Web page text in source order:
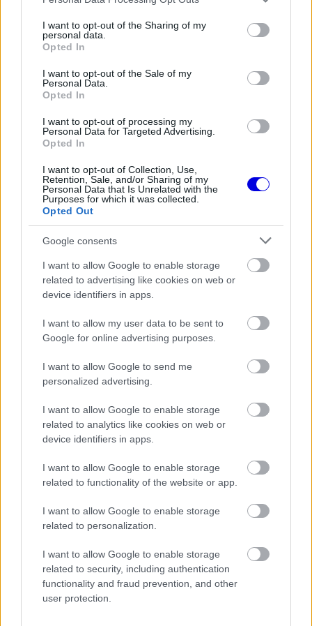
not limited to your visit or usage behaviour. You may click to
grant or deny consent to Google and its third-party tags to
use your data for below specified purposes in below Google
consent section.
I want to opt-out of the Sharing of my
personal data.
Opted In
I want to opt-out of the Sale of my
Personal Data.
Opted In
I want to opt-out of processing my
Personal Data for Targeted Advertising.
Opted In
I want to opt-out of Collection, Use,
Retention, Sale, and/or Sharing of my
Personal Data that Is Unrelated with the
Purposes for which it was collected.
Opted Out
Google consents
I want to allow Google to enable storage
related to advertising like cookies on web or
device identifiers in apps.
I want to allow my user data to be sent to
Google for online advertising purposes.
I want to allow Google to send me
personalized advertising.
I want to allow Google to enable storage
related to analytics like cookies on web or
device identifiers in apps.
I want to allow Google to enable storage
related to functionality of the website or app.
I want to allow Google to enable storage
related to personalization.
I want to allow Google to enable storage
related to security, including authentication
functionality and fraud prevention, and other
user protection.
EZEKET IS AJÁNLJUK
világbajnoki címet kellett volna
nyernie a McLarennel
riválisától a Red Bull
A Hondánál hisznek az áttörésben,
teljesen új motorral érkeznek a
Holland Nagydíjra az Aston
Martinnal
Villeneuve ugyanakkor egyáltalán nem értett egyet
a szakemberrel aSky F1 Showpodcastjében.
„Nem értem, egy csapat hogyan mondhatja azt,
hogy »óh, jó hétvégéje volt«. Talán jobb volt, mint
néhány másik hétvége, de valóban jónak lehet
nevezni? Továbbra is nagyon messze van a
csapattársától. Semmit nem hoz a konyhára,
legyen szó a sebességéről, a csapatnak szerzett
pontokról vagy Max segítéséről a bajnokságban.”
legjobbját, és most már elindult lefelé, szóval úgy
tűnik, valamiért túlságosan is védelmezik őt. Nem
lehet erre azt mondani, hogy jó hétvégéje volt.